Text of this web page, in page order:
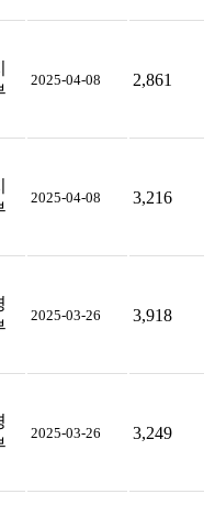
2025-04-08 2,861
2025-04-08 3,216
2025-03-26 3,918
2025-03-26 3,249